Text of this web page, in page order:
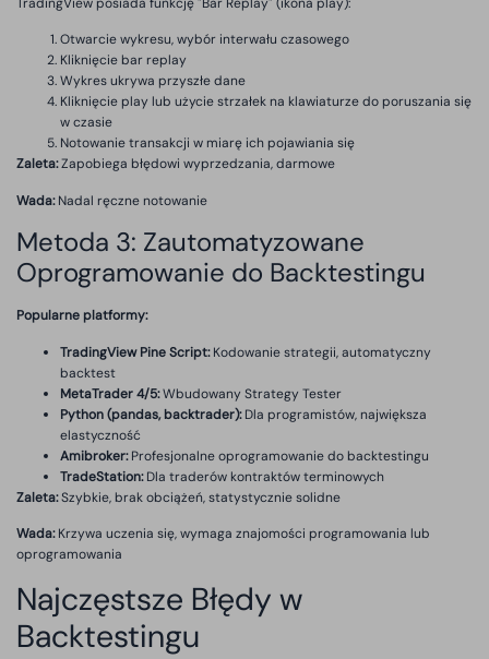
Otwarcie wykresu, wybór interwału czasowego
Kliknięcie bar replay
Wykres ukrywa przyszłe dane
Kliknięcie play lub użycie strzałek na klawiaturze do poruszania się
w czasie
Notowanie transakcji w miarę ich pojawiania się
Zaleta:Zapobiega błędowi wyprzedzania, darmowe
Wada:Nadal ręczne notowanie
Metoda 3: Zautomatyzowane
Oprogramowanie do Backtestingu
Popularne platformy:
TradingView Pine Script:Kodowanie strategii, automatyczny
backtest
MetaTrader 4/5:Wbudowany Strategy Tester
Python (pandas, backtrader):Dla programistów, największa
elastyczność
Amibroker:Profesjonalne oprogramowanie do backtestingu
TradeStation:Dla traderów kontraktów terminowych
Zaleta:Szybkie, brak obciążeń, statystycznie solidne
Wada:Krzywa uczenia się, wymaga znajomości programowania lub
oprogramowania
Najczęstsze Błędy w
Backtestingu